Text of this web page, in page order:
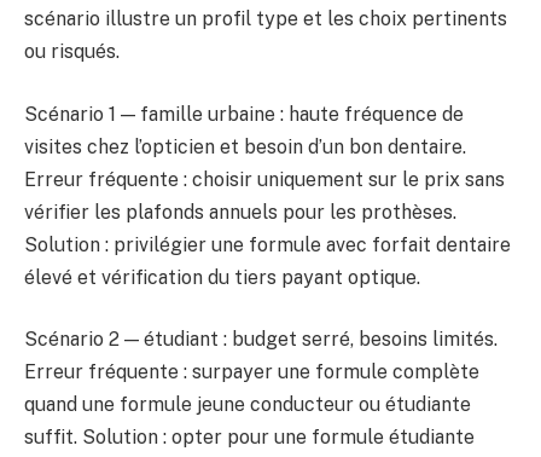
scénario illustre un profil type et les choix pertinents
ou risqués.
Scénario 1 — famille urbaine : haute fréquence de
visites chez l’opticien et besoin d’un bon dentaire.
Erreur fréquente : choisir uniquement sur le prix sans
vérifier les plafonds annuels pour les prothèses.
Solution : privilégier une formule avec forfait dentaire
élevé et vérification du tiers payant optique.
Scénario 2 — étudiant : budget serré, besoins limités.
Erreur fréquente : surpayer une formule complète
quand une formule jeune conducteur ou étudiante
suffit. Solution : opter pour une formule étudiante